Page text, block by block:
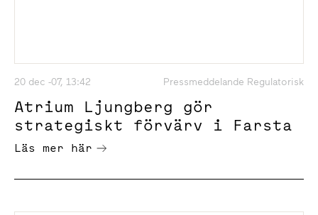
20 dec -07, 13:42 Pressmeddelande Regulatorisk
Atrium Ljungberg gör
strategiskt förvärv i Farsta
Läs mer här